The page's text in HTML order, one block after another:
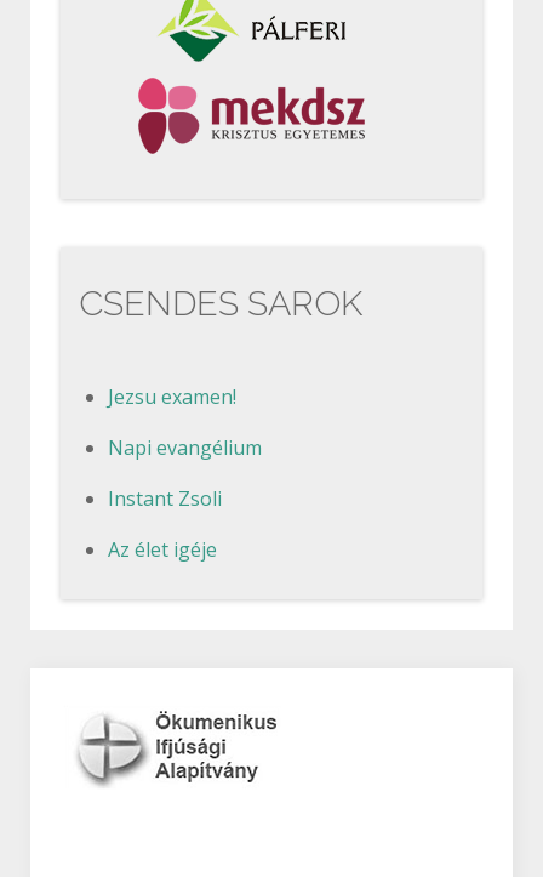
CSENDES SAROK
Jezsu examen!
Napi evangélium
Instant Zsoli
Az élet igéje